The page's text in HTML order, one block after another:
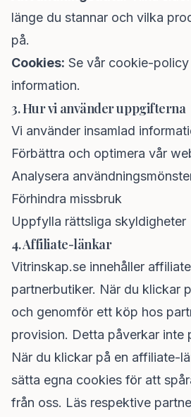
länge du stannar och vilka
på.
Cookies: Se vår cookie-policy
information.
3. Hur vi använder uppgifterna
Vi använder insamlad
Förbättra och optimera vår
Analysera
Förhindra missbruk
Uppfylla rättsliga skyldigheter
4. Affiliate-länkar
Vitrinskap.se innehåller
partnerbutiker. När du klickar
och genomför ett köp hos
provision. Detta påverkar inte
När du klickar på en affiliate-
sätta egna cookies för att
från oss. Läs respektive